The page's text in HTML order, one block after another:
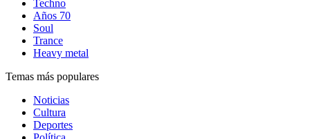
Techno
Años 70
Soul
Trance
Heavy metal
Temas más populares
Noticias
Cultura
Deportes